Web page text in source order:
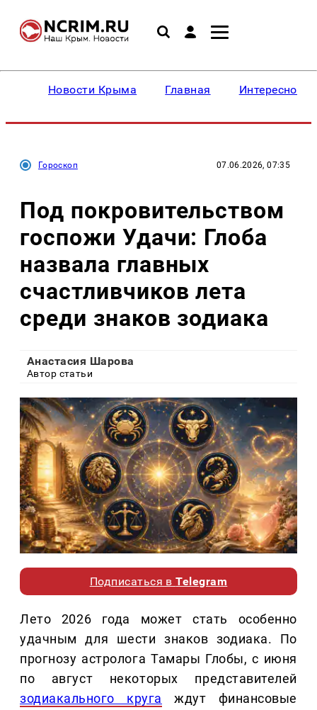
Новости Крыма Главная Интересное
Гороскоп 07.06.2026, 07:35
Под покровительством
госпожи Удачи: Глоба
назвала главных
счастливчиков лета
среди знаков зодиака
Анастасия Шарова
Автор статьи
Подписаться вTelegram
Лето 2026 года может стать особенно
удачным для шести знаков зодиака. По
прогнозу астролога Тамары Глобы, с июня
по август некоторых представителей
зодиакального круга ждут финансовые